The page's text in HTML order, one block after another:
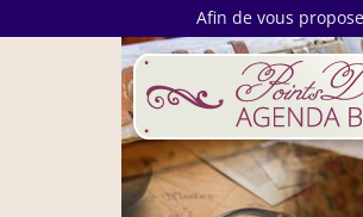
Afin de vous